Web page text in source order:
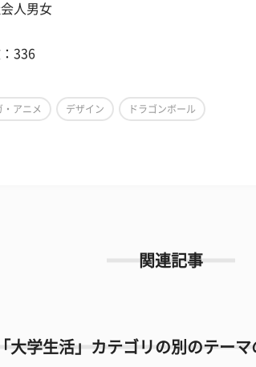
人男女
336
・アニメ デザイン ドラゴンボール
関連記事
「大学生活」カテゴリの別のテー